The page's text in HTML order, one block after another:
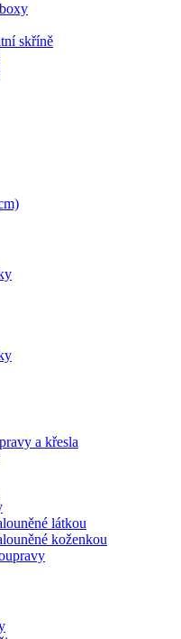
skříně
a křesla
látkou
koženkou